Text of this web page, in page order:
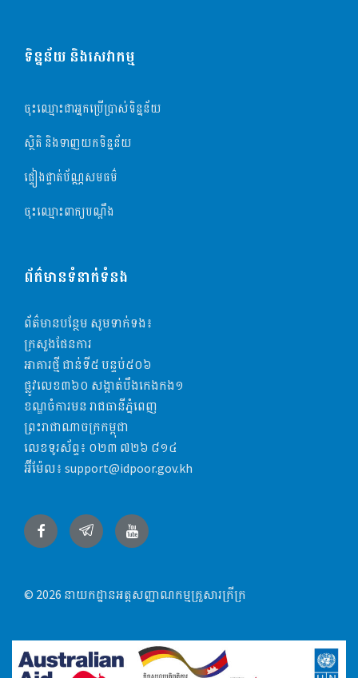
ទិន្នន័យ និងសេវាកម្ម
ចុះឈ្មោះជាអ្នកប្រើប្រាស់ទិន្នន័យ
ស្ថិតិ និងទាញយកទិន្នន័យ
ផ្ទៀងផ្ទាត់ប័ណ្ណសមធម៌
ចុះឈ្មោះពាក្យបណ្តឹង
ព័ត៌មានទំនាក់ទំនង
ព័ត៌មានបន្ថែម សូមទាក់ទង៖
ក្រសួងផែនការ
អាគារថ្មី ជាន់ទី៥​ បន្ទប់៥០៦
ផ្លូវលេខ៣៦០ សង្កាត់បឹងកេងកង១
ខណ្ឌចំការមន រាជធានីភ្នំពេញ
ព្រះរាជាណាចក្រកម្ពុជា
លេខទូរស័ព្ទ៖ ០២៣​​ ៧២៦ ៨១៤
អ៊ីម៉ែល៖ support@idpoor.gov.kh
FacebookTelegramYouTube
© 2026 នាយកដ្ឋានអត្តសញ្ញាណកម្មគ្រួសារក្រីក្រ